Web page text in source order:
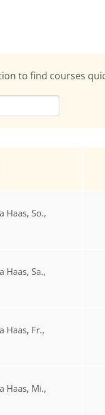
to find courses
Haas, So.,
Haas, Sa.,
Haas, Fr.,
Haas, Mi.,